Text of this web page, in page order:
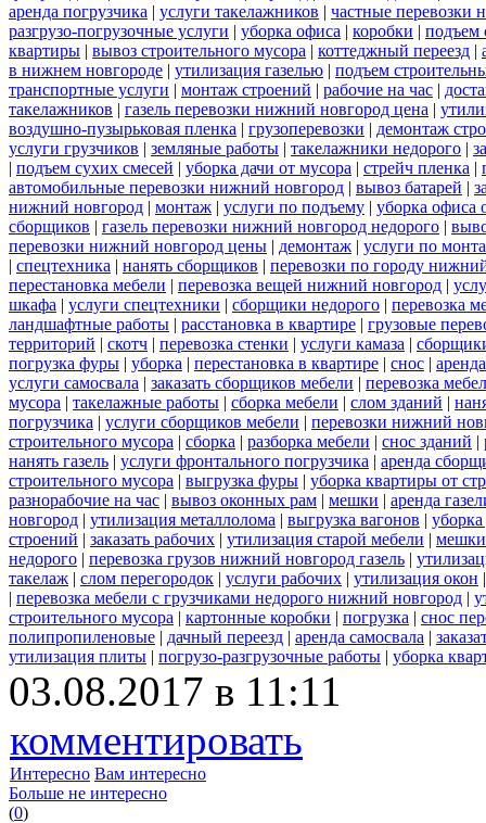
аренда погрузчика | услуги такелажников | частные перевозки
разгрузо-погрузочные услуги | уборка офиса | коробки | подъем
квартиры | вывоз строительного мусора | коттеджный переезд |
в нижнем новгороде | утилизация газелью | подъем
транспортные услуги | монтаж строений | рабочие на час |
такелажников | газель перевозки нижний новгород цена |
воздушно-пузырьковая пленка | грузоперевозки | демонтаж
услуги грузчиков | земляные работы | такелажники недорого |
| подъем сухих смесей | уборка дачи от мусора | стрейч пленка |
автомобильные перевозки нижний новгород | вывоз батарей |
нижний новгород | монтаж | услуги по подъему | уборка офиса
сборщиков | газель перевозки нижний новгород недорого |
перевозки нижний новгород цены | демонтаж | услуги по
| спецтехника | нанять сборщиков | перевозки по городу
перестановка мебели | перевозка вещей нижний новгород |
шкафа | услуги спецтехники | сборщики недорого | перевозка
ландшафтные работы | расстановка в квартире | грузовые
территорий | скотч | перевозка стенки | услуги камаза |
погрузка фуры | уборка | перестановка в квартире | снос |
услуги самосвала | заказать сборщиков мебели | перевозка
мусора | такелажные работы | сборка мебели | слом зданий |
погрузчика | услуги сборщиков мебели | перевозки нижний
строительного мусора | сборка | разборка мебели | снос зданий |
нанять газель | услуги фронтального погрузчика | аренда
строительного мусора | выгрузка фуры | уборка квартиры от
разнорабочие на час | вывоз оконных рам | мешки | аренда
новгород | утилизация металлолома | выгрузка вагонов |
строений | заказать рабочих | утилизация старой мебели |
недорого | перевозка грузов нижний новгород газель |
такелаж | слом перегородок | услуги рабочих | утилизация окон
| перевозка мебели с грузчиками недорого нижний новгород |
строительного мусора | картонные коробки | погрузка | снос
полипропиленовые | дачный переезд | аренда самосвала |
утилизация плиты | погрузо-разгрузочные работы | уборка
03.08.2017 в 11:11
комментировать
Интересно Вам интересно
Больше не интересно
(0)